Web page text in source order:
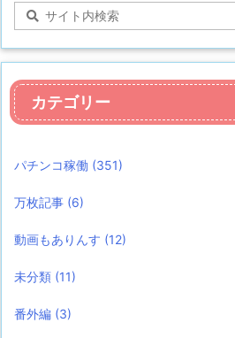
カテゴリー
パチンコ稼働 (351)
万枚記事 (6)
動画もありんす (12)
未分類 (11)
番外編 (3)